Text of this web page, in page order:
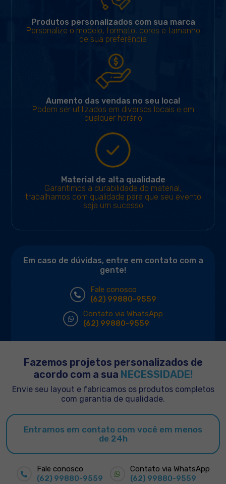
Produtos personalizados com sua marca
Personalize o modelo, formato, cores e tamanho
de sua preferência
Aumento das vendas no seu local
Podem ser utilizados em diversos locais e em
qualquer horário
Material de alta qualidade
Garantimos a durabilidade do material,
trabalhamos com qualidade para que seu evento
seja um sucesso
Em caso de dúvidas, entre em contato com a
gente!
Fale conosco
(62) 99880-9559
Contato via WhatsApp
(62) 99880-9559
Fazemos projetos personalizados de
acordo com a sua NECESSIDADE!
Envie seu layout e fabricamos os produtos completos
com garantia de qualidade.
Entramos em contato com você em menos
de 24h
Fale conosco
(62) 99880-9559
Contato via WhatsApp
(62) 99880-9559